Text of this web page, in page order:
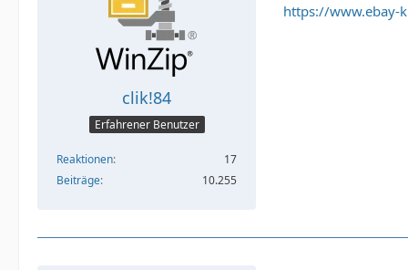
clik!84
Erfahrener Benutzer
Reaktionen
17
Beiträge
10.255
https://www.ebay-